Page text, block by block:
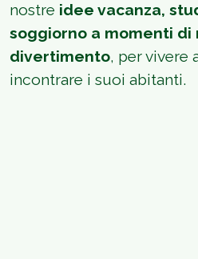
nostre idee vacanza,
soggiorno a momenti di
divertimento, per vivere
incontrare i suoi abitanti.